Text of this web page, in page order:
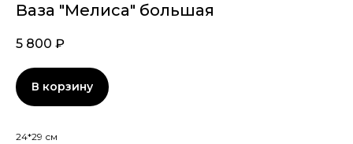
Ваза "Мелиса" большая
5 800 ₽
В корзину
24*29 см